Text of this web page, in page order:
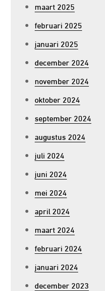
maart 2025
februari 2025
januari 2025
december 2024
november 2024
oktober 2024
september 2024
augustus 2024
juli 2024
juni 2024
mei 2024
april 2024
maart 2024
februari 2024
januari 2024
december 2023